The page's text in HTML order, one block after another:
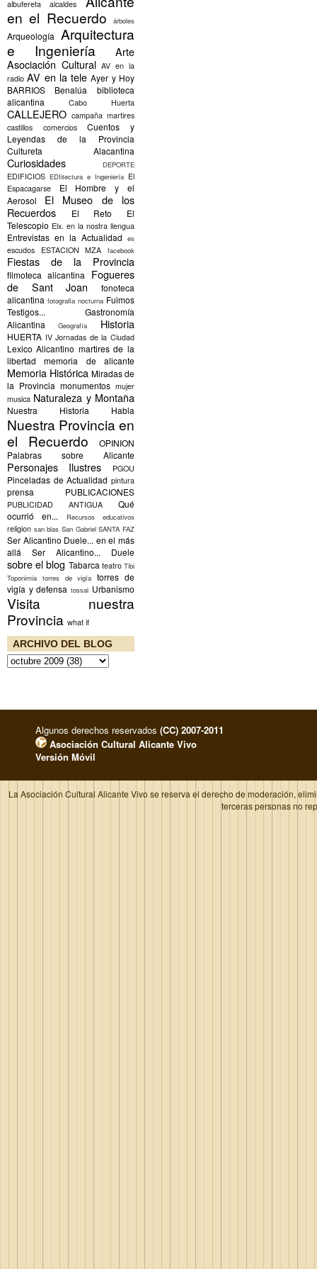
albufereta alcaldes
en el Recuerdo
árboles
Arqueología Arquitectura
e Ingeniería
Arte
Asociación Cultural AV en la
radio AV en la tele Ayer y Hoy
BARRIOS
Benalúa
biblioteca
alicantina
Cabo Huerta
CALLEJERO campaña martires
castillos
comercios
Cuentos y
Leyendas de la Provincia
Cultureta Alacantina
Curiosidades DEPORTE
EDIFICIOS EDIitectura e Ingeniería El
Espacagarse
El Hombre y el
Aerosol
El Museo de los
Recuerdos
El Reto
El
Telescopio Elx. en la nostra llengua
Entrevistas en la Actualidad es
escudos ESTACION MZA facebook
Fiestas de la Provincia
filmoteca alicantina
Fogueres
de Sant Joan
fonoteca
alicantina fotografia nocturna Fuimos
Testigos...
Gastronomía
Alicantina
Geografía Historia
HUERTA IV Jornadas de la Ciudad
Lexico Alicantino martires de la
libertad
memoria de alicante
Memoria Histórica Miradas de
la Provincia monumentos mujer
musica Naturaleza y Montaña
Nuestra Historia Habla
Nuestra Provincia en
el Recuerdo
OPINION
Palabras sobre Alicante
Personajes Ilustres PGOU
Pinceladas de Actualidad pintura
prensa PUBLICACIONES
PUBLICIDAD ANTIGUA
Qué
ocurrió en...
Recursos educativos
religion san blas San Gabriel SANTA FAZ
Ser Alicantino Duele... en el más
allá
Ser Alicantino... Duele
sobre el blog Tabarca teatro Tibi
Toponimia torres de vigía torres de
vigía y defensa tossal Urbanismo
Visita nuestra
Provincia what if
ARCHIVO DEL BLOG
Algunos derechos reservados (CC) 2007-2011
Asociación Cultural Alicante Vivo
Versión Móvil
La Asociación Cultural Alicante Vivo se reserva el derecho de moderación,
terceras personas no